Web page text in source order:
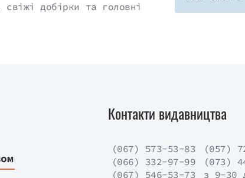
добірки та головні
Контакти видавництва
(067) 573-53-83
(057)
(066) 332-97-99
(073)
(067) 546-53-73
з 9-30